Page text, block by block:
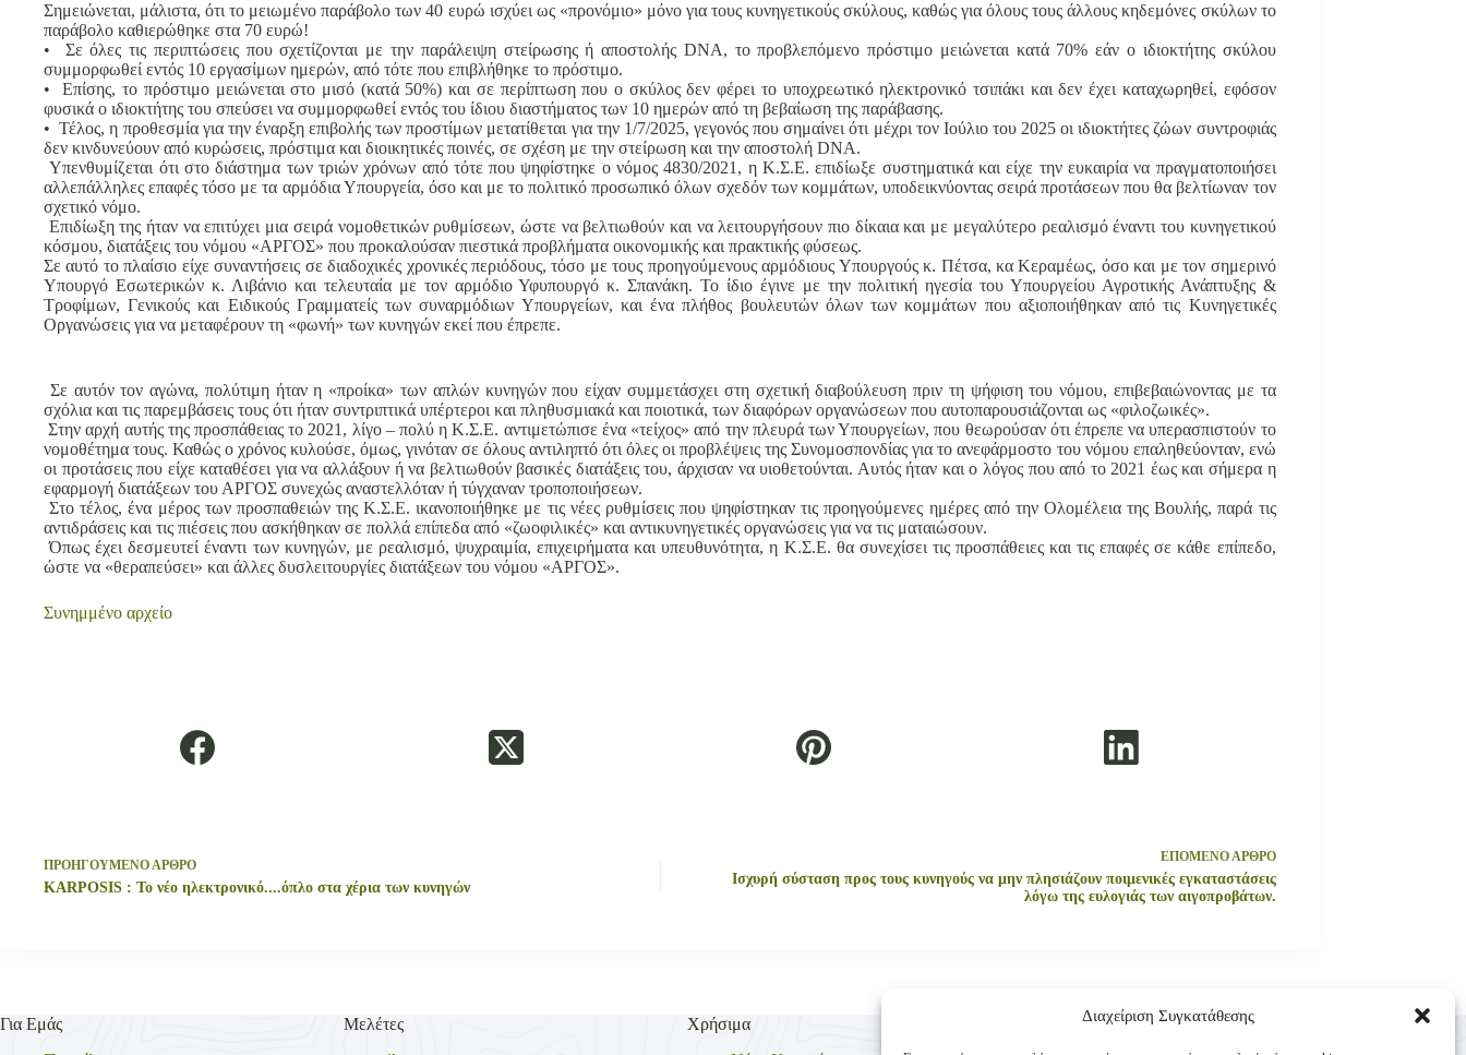
Διαχείριση Συγκατάθεσης
Σημειώνεται, μάλιστα, ότι το μειωμένο παράβολο των 40 ευρώ ισχύει ως «προνόμιο» μόνο για τους κυνηγετικούς σκύλους, καθώς για όλους τους άλλους κηδεμόνες σκύλων το
παράβολο καθιερώθηκε στα 70 ευρώ!
• Σε όλες τις περιπτώσεις που σχετίζονται με την παράλειψη στείρωσης ή αποστολής DNA, το προβλεπόμενο πρόστιμο μειώνεται κατά 70% εάν ο ιδιοκτήτης σκύλου
συμμορφωθεί εντός 10 εργασίμων ημερών, από τότε που επιβλήθηκε το πρόστιμο.
• Επίσης, το πρόστιμο μειώνεται στο μισό (κατά 50%) και σε περίπτωση που ο σκύλος δεν φέρει το υποχρεωτικό ηλεκτρονικό τσιπάκι και δεν έχει καταχωρηθεί, εφόσον
φυσικά ο ιδιοκτήτης του σπεύσει να συμμορφωθεί εντός του ίδιου διαστήματος των 10 ημερών από τη βεβαίωση της παράβασης.
• Τέλος, η προθεσμία για την έναρξη επιβολής των προστίμων μετατίθεται για την 1/7/2025, γεγονός που σημαίνει ότι μέχρι τον Ιούλιο του 2025 οι ιδιοκτήτες ζώων συντροφιάς
δεν κινδυνεύουν από κυρώσεις, πρόστιμα και διοικητικές ποινές, σε σχέση με την στείρωση και την αποστολή DNA.
Υπενθυμίζεται ότι στο διάστημα των τριών χρόνων από τότε που ψηφίστηκε ο νόμος 4830/2021, η Κ.Σ.Ε. επιδίωξε συστηματικά και είχε την ευκαιρία να πραγματοποιήσει
αλλεπάλληλες επαφές τόσο με τα αρμόδια Υπουργεία, όσο και με το πολιτικό προσωπικό όλων σχεδόν των κομμάτων, υποδεικνύοντας σειρά προτάσεων που θα βελτίωναν τον
σχετικό νόμο.
Επιδίωξη της ήταν να επιτύχει μια σειρά νομοθετικών ρυθμίσεων, ώστε να βελτιωθούν και να λειτουργήσουν πιο δίκαια και με μεγαλύτερο ρεαλισμό έναντι του κυνηγετικού
κόσμου, διατάξεις του νόμου «ΑΡΓΟΣ» που προκαλούσαν πιεστικά προβλήματα οικονομικής και πρακτικής φύσεως.
Σε αυτό το πλαίσιο είχε συναντήσεις σε διαδοχικές χρονικές περιόδους, τόσο με τους προηγούμενους αρμόδιους Υπουργούς κ. Πέτσα, κα Κεραμέως, όσο και με τον σημερινό
Υπουργό Εσωτερικών κ. Λιβάνιο και τελευταία με τον αρμόδιο Υφυπουργό κ. Σπανάκη. Το ίδιο έγινε με την πολιτική ηγεσία του Υπουργείου Αγροτικής Ανάπτυξης &
Τροφίμων, Γενικούς και Ειδικούς Γραμματείς των συναρμόδιων Υπουργείων, και ένα πλήθος βουλευτών όλων των κομμάτων που αξιοποιήθηκαν από τις Κυνηγετικές
Οργανώσεις για να μεταφέρουν τη «φωνή» των κυνηγών εκεί που έπρεπε.
Σε αυτόν τον αγώνα, πολύτιμη ήταν η «προίκα» των απλών κυνηγών που είχαν συμμετάσχει στη σχετική διαβούλευση πριν τη ψήφιση του νόμου, επιβεβαιώνοντας με τα
σχόλια και τις παρεμβάσεις τους ότι ήταν συντριπτικά υπέρτεροι και πληθυσμιακά και ποιοτικά, των διαφόρων οργανώσεων που αυτοπαρουσιάζονται ως «φιλοζωικές».
Στην αρχή αυτής της προσπάθειας το 2021, λίγο – πολύ η Κ.Σ.Ε. αντιμετώπισε ένα «τείχος» από την πλευρά των Υπουργείων, που θεωρούσαν ότι έπρεπε να υπερασπιστούν το
νομοθέτημα τους. Καθώς ο χρόνος κυλούσε, όμως, γινόταν σε όλους αντιληπτό ότι όλες οι προβλέψεις της Συνομοσπονδίας για το ανεφάρμοστο του νόμου επαληθεύονταν, ενώ
οι προτάσεις που είχε καταθέσει για να αλλάξουν ή να βελτιωθούν βασικές διατάξεις του, άρχισαν να υιοθετούνται. Αυτός ήταν και ο λόγος που από το 2021 έως και σήμερα η
εφαρμογή διατάξεων του ΑΡΓΟΣ συνεχώς αναστελλόταν ή τύγχαναν τροποποιήσεων.
Στο τέλος, ένα μέρος των προσπαθειών της Κ.Σ.Ε. ικανοποιήθηκε με τις νέες ρυθμίσεις που ψηφίστηκαν τις προηγούμενες ημέρες από την Ολομέλεια της Βουλής, παρά τις
αντιδράσεις και τις πιέσεις που ασκήθηκαν σε πολλά επίπεδα από «ζωοφιλικές» και αντικυνηγετικές οργανώσεις για να τις ματαιώσουν.
Όπως έχει δεσμευτεί έναντι των κυνηγών, με ρεαλισμό, ψυχραιμία, επιχειρήματα και υπευθυνότητα, η Κ.Σ.Ε. θα συνεχίσει τις προσπάθειες και τις επαφές σε κάθε επίπεδο,
ώστε να «θεραπεύσει» και άλλες δυσλειτουργίες διατάξεων του νόμου «ΑΡΓΟΣ».
Συνημμένο αρχείο
ΠΡΟΗΓΟΥΜΕΝΟΑΡΘΡΟ
KARPOSIS : Το νέο ηλεκτρονικό....όπλο στα χέρια των κυνηγών
ΕΠΟΜΕΝΟΑΡΘΡΟ
Ισχυρή σύσταση προς τους κυνηγούς να μην πλησιάζουν ποιμενικές εγκαταστάσεις
λόγω της ευλογιάς των αιγοπροβάτων.
Για Εμάς
Μελέτες
Χρήσιμα
Επικοινωνία